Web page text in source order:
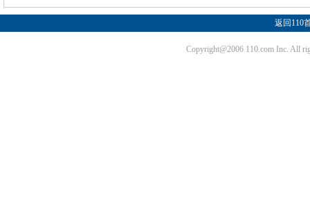
返回110
Copyright@2006 110.com Inc. All